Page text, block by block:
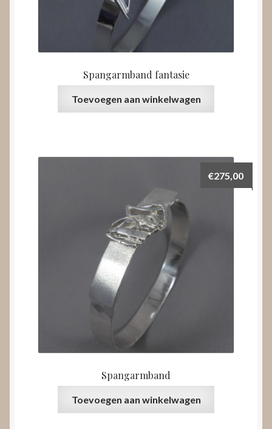
Spangarmband fantasie
Toevoegen aan winkelwagen
Spangarmband
€275,00
Toevoegen aan winkelwagen